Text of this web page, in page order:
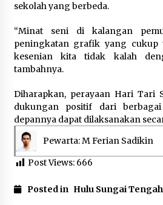
sekolah yang berbeda.
“Minat seni di kalangan
peningkatan grafik yang cukup
kesenian kita tidak kalah
tambahnya.
Diharapkan, perayaan Hari Tari
dukungan positif dari
depannya dapat dilaksanakan
Pewarta: M Ferian Sadikin
Post Views: 666
Posted in Hulu Sungai Tengah